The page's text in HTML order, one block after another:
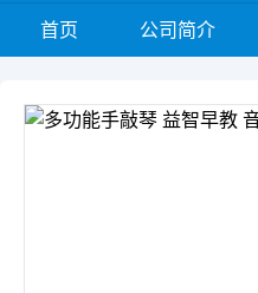
首页 公司简介